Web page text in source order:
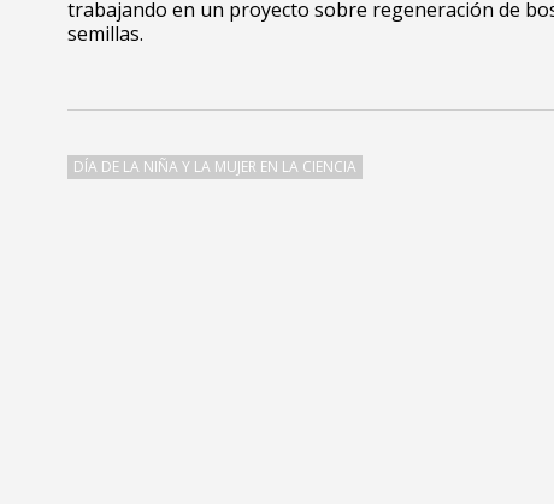
trabajando en un proyecto sobre regeneración de
semillas.
DÍA DE LA NIÑA Y LA MUJER EN LA CIENCIA